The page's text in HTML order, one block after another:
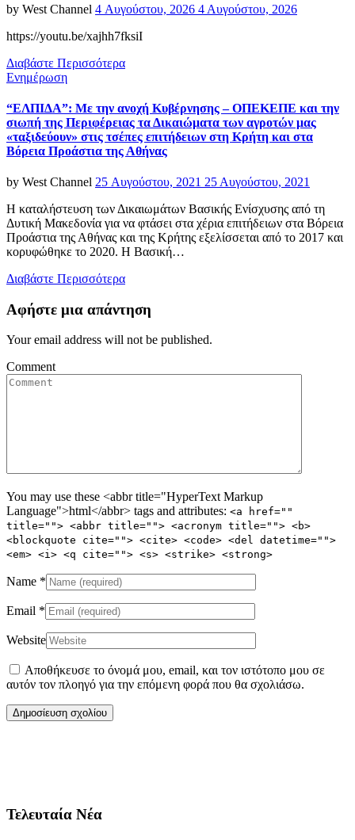
by West Channel Posted
4 Αυγούστου, 2026 4 Αυγούστου, 2026
https://youtu.be/xajhh7fksiI
Διαβάστε Περισσότερα
Categories
Ενημέρωση
“ΕΛΠΙΔΑ”: Με την ανοχή Κυβέρνησης – ΟΠΕΚΕΠΕ και την
σιωπή της Περιφέρειας τα Δικαιώματα των αγροτών μας
«ταξιδεύουν» στις τσέπες επιτήδειων στη Κρήτη και στα
Βόρεια Προάστια της Αθήνας
by West Channel Posted
25 Αυγούστου, 2021 25 Αυγούστου, 2021
Η καταλήστευση των Δικαιωμάτων Βασικής Ενίσχυσης από τη
Δυτική Μακεδονία για να φτάσει στα χέρια επιτήδειων στα Βόρεια
Προάστια της Αθήνας και της Κρήτης εξελίσσεται από το 2017 και
κορυφώθηκε το 2020. Η Βασική…
Διαβάστε Περισσότερα
Αφήστε μια απάντηση
Your email address will not be published.
Comment
You may use these <abbr title="HyperText Markup
Language">html</abbr> tags and attributes: <a href=""
title=""> <abbr title=""> <acronym title=""> <b>
<blockquote cite=""> <cite> <code> <del datetime="">
<em> <i> <q cite=""> <s> <strike> <strong>
Name *
Email *
Website
Αποθήκευσε το όνομά μου, email, και τον ιστότοπο μου σε
αυτόν τον πλοηγό για την επόμενη φορά που θα σχολιάσω.
Τελευταία Νέα